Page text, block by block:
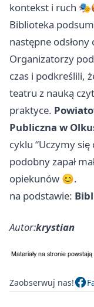
kontekst i ruch
Biblioteka
następne odsłony
Organizatorzy
czas i podkreślili,
teatru z nauką
praktyce.
Publiczna w
cyklu “Uczymy się
podobny zapał
opiekunów 😊.
na podstawie:
Autor:krystian
Zaobserwuj nas!